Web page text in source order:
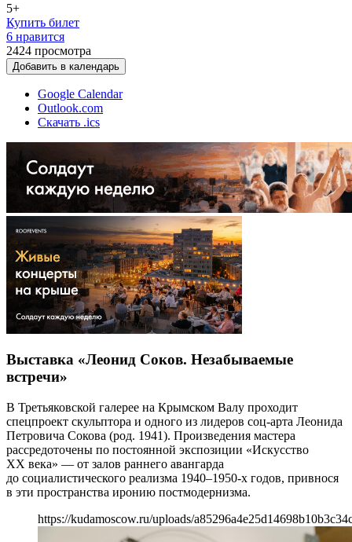
5+
Купить билет
6 нравится
2424 просмотра
Добавить в календарь
Google Calendar
Outlook.com
Скачать .ics
Выставка «Леонид Соков. Незабываемые
встречи»
В Третьяковской галерее на Крымском Валу проходит
спецпроект скульптора и одного из лидеров соц-арта Леонида
Петровича Сокова (род. 1941). Произведения мастера
рассредоточены по постоянной экспозиции «Искусство
ХХ века» — от залов раннего авангарда
до социалистического реализма 1940–1950-х годов, привнося
в эти пространства иронию постмодернизма.
https://kudamoscow.ru/uploads/